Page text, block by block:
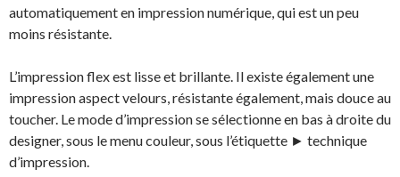
automatiquement en impression numérique, qui est un peu
moins résistante.
L’impression flex est lisse et brillante. Il existe également une
impression aspect velours, résistante également, mais douce au
toucher. Le mode d’impression se sélectionne en bas à droite du
designer, sous le menu couleur, sous l’étiquette ► technique
d’impression.